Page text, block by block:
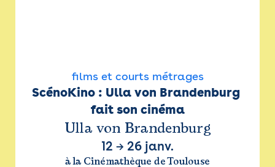
films et courts métrages
ScénoKino : Ulla von Brandenburg
fait son cinéma
Ulla von Brandenburg
12 → 26 janv.
à la Cinémathèque de Toulouse